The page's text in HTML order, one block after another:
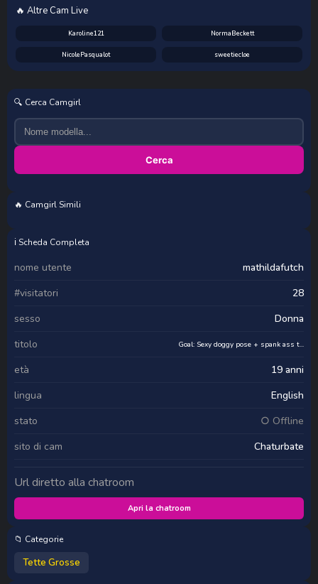
🔥 Altre Cam Live
Karoline121 NormaBeckett
NicolePasqualot sweetiecloe
🔍 Cerca Camgirl
Cerca
🔥 Camgirl Simili
ℹ️ Scheda Completa
nome utente
mathildafutch
#visitatori
28
sesso
Donna
titolo
Goal: Sexy doggy pose + spank ass t...
età
19 anni
lingua
English
stato
○ Offline
sito di cam
Chaturbate
Url diretto alla chatroom
Apri la chatroom
📁 Categorie
Tette Grosse